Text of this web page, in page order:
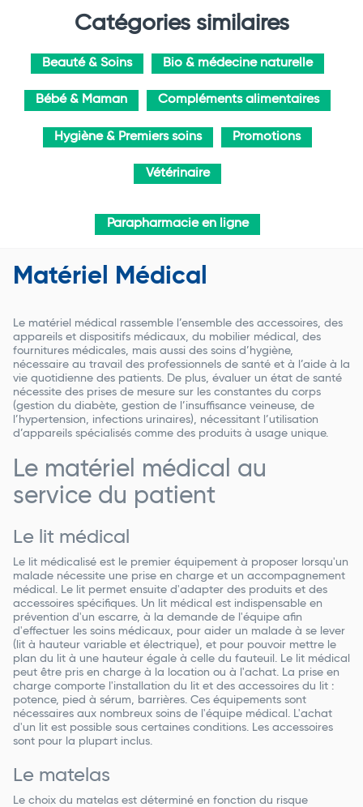
Catégories similaires
Beauté & Soins Bio & médecine naturelle
Bébé & Maman Compléments alimentaires
Hygiène & Premiers soins Promotions
Vétérinaire
Parapharmacie en ligne
Matériel Médical
Le matériel médical rassemble l’ensemble des accessoires, des
appareils et dispositifs médicaux, du mobilier médical, des
fournitures médicales, mais aussi des soins d’hygiène,
nécessaire au travail des professionnels de santé et à l’aide à la
vie quotidienne des patients. De plus, évaluer un état de santé
nécessite des prises de mesure sur les constantes du corps
(gestion du diabète, gestion de l’insuffisance veineuse, de
l’hypertension, infections urinaires), nécessitant l’utilisation
d’appareils spécialisés comme des produits à usage unique.
Le matériel médical au
service du patient
Le lit médical
Le lit médicalisé est le premier équipement à proposer lorsqu'un
malade nécessite une prise en charge et un accompagnement
médical. Le lit permet ensuite d'adapter des produits et des
accessoires spécifiques. Un lit médical est indispensable en
prévention d'un escarre, à la demande de l'équipe afin
d'effectuer les soins médicaux, pour aider un malade à se lever
(lit à hauteur variable et électrique), et pour pouvoir mettre le
plan du lit à une hauteur égale à celle du fauteuil. Le lit médical
peut être pris en charge à la location ou à l'achat. La prise en
charge comporte l'installation du lit et des accessoires du lit :
potence, pied à sérum, barrières. Ces équipements sont
nécessaires aux nombreux soins de l'équipe médical. L'achat
d'un lit est possible sous certaines conditions. Les accessoires
sont pour la plupart inclus.
Le matelas
Le choix du matelas est déterminé en fonction du risque